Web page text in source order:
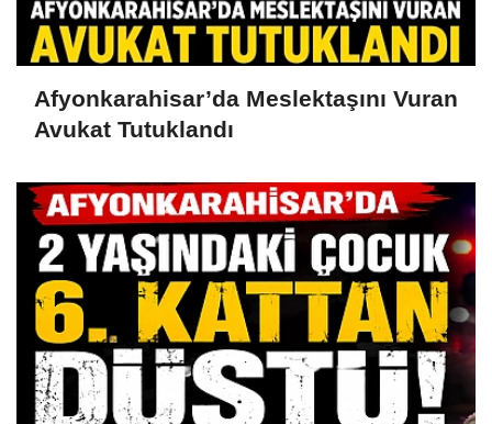
Afyonkarahisar’da Meslektaşını Vuran
Avukat Tutuklandı